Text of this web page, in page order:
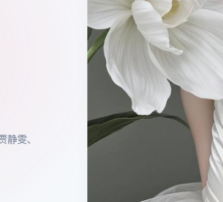
楷